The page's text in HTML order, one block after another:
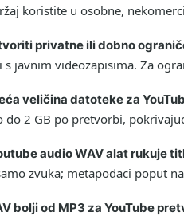
koristite u osobne,
privatne ili dobno
s javnim videozapisima. Za
veličina datoteke za
do 2 GB po pretvorbi,
audio WAV alat rukuje
zvuka; metapodaci poput
bolji od MP3 za YouTube